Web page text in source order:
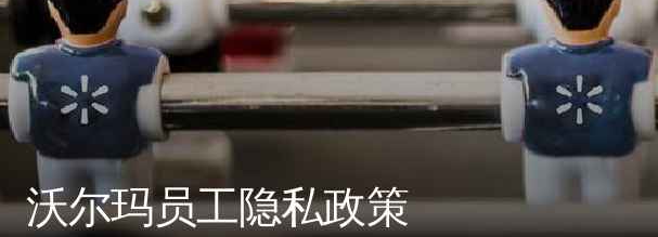
沃尔玛员工隐私政策